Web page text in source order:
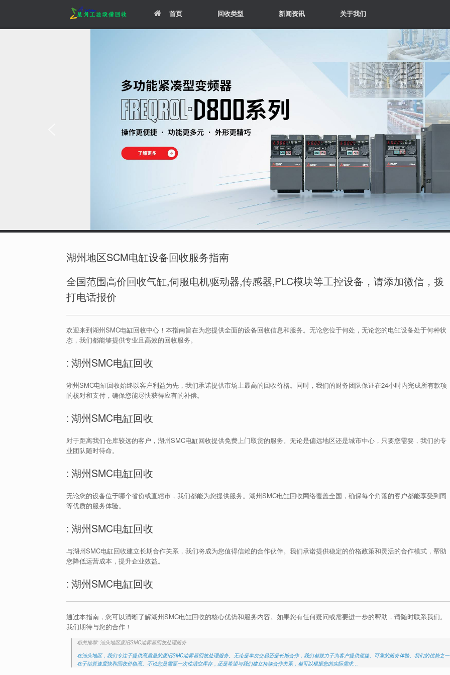
首页 回收类型 新闻资讯 关于我们
湖州地区SCM电缸设备回收服务指南
全国范围高价回收气缸,伺服电机驱动器,传感器,PLC模块等工控设备，请添加微信，拨
打电话报价
欢迎来到湖州SMC电缸回收中心！本指南旨在为您提供全面的设备回收信息和服务。无论您位于何处，无论您的电缸设备处于何种状
态，我们都能够提供专业且高效的回收服务。
: 湖州SMC电缸回收
湖州SMC电缸回收始终以客户利益为先，我们承诺提供市场上最高的回收价格。同时，我们的财务团队保证在24小时内完成所有款项
的核对和支付，确保您能尽快获得应有的补偿。
: 湖州SMC电缸回收
对于距离我们仓库较远的客户，湖州SMC电缸回收提供免费上门取货的服务。无论是偏远地区还是城市中心，只要您需要，我们的专
业团队随时待命。
: 湖州SMC电缸回收
无论您的设备位于哪个省份或直辖市，我们都能为您提供服务。湖州SMC电缸回收网络覆盖全国，确保每个角落的客户都能享受到同
等优质的服务体验。
: 湖州SMC电缸回收
与湖州SMC电缸回收建立长期合作关系，我们将成为您值得信赖的合作伙伴。我们承诺提供稳定的价格政策和灵活的合作模式，帮助
您降低运营成本，提升企业效益。
: 湖州SMC电缸回收
通过本指南，您可以清晰了解湖州SMC电缸回收的核心优势和服务内容。如果您有任何疑问或需要进一步的帮助，请随时联系我们。
我们期待与您的合作！
相关推荐: 汕头地区废旧SMC油雾器回收处理服务
在汕头地区，我们专注于提供高质量的废旧SMC油雾器回收处理服务。无论是单次交易还是长期合作，我们都致力于为客户提供便捷、可靠的服务体验。我们的优势之一
在于结算速度快和回收价格高。不论您是需要一次性清空库存，还是希望与我们建立持续合作关系，都可以根据您的实际需求…